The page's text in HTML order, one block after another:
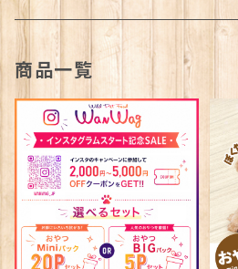
牛-Beef-
豚-Pork-
鶏-Chicken-
魚介類-Seafood-
鴨-Duck-
牛-Beef-
豚-Pork-
鶏-Chicken-
商品一覧